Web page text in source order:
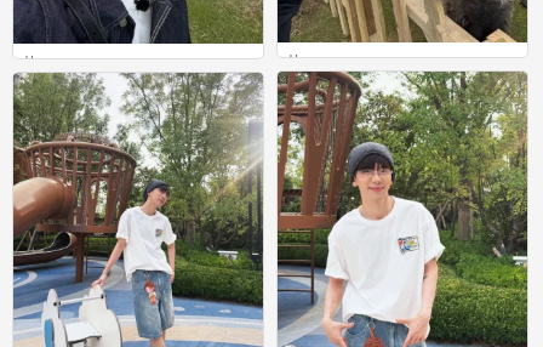
林一
0
林一
0